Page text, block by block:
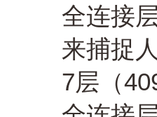
全连接
来捕捉
7层（